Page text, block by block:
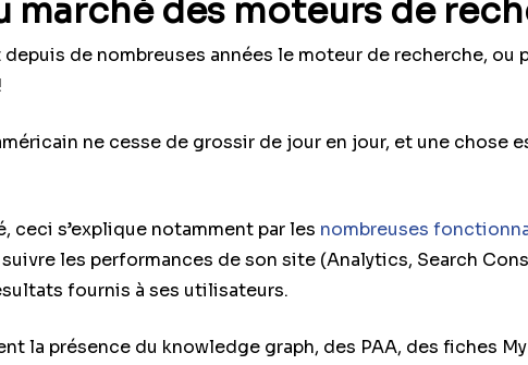
marché des moteurs de
depuis de nombreuses années le moteur de recherche, ou
ne cesse de grossir de jour en jour, et une chose
ceci s’explique notamment par les nombreuses
les performances de son site (Analytics, Search
fournis à ses utilisateurs.
la présence du knowledge graph, des PAA, des fiches